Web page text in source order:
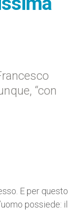
“con
E per questo
possiede: il